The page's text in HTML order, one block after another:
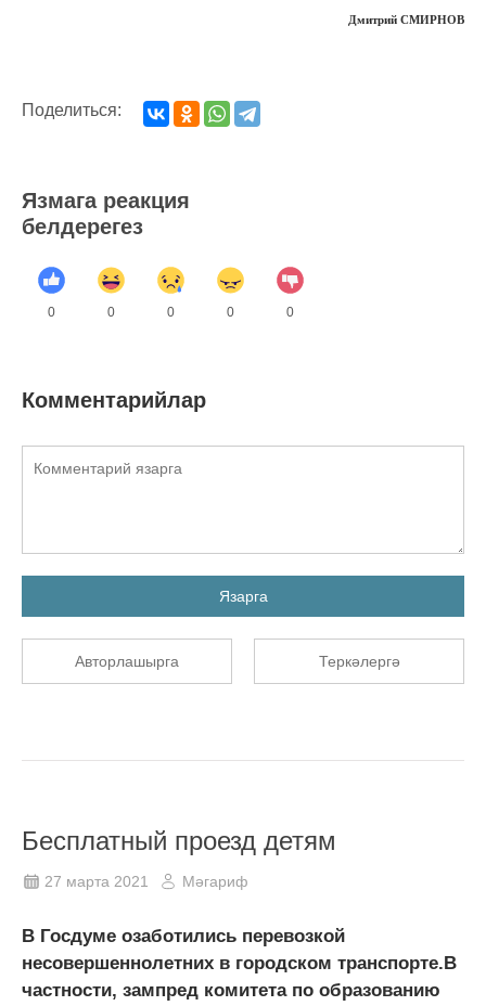
Дмитрий СМИРНОВ
Поделиться:
Язмага реакция
белдерегез
0 0 0 0 0
Комментарийлар
Язарга
Авторлашырга Теркәлергә
Бесплатный проезд детям
27 марта 2021 Мәгариф
В Госдуме озаботились перевозкой
несовершеннолетних в городском транспорте.В
частности, зампред комитета по образованию